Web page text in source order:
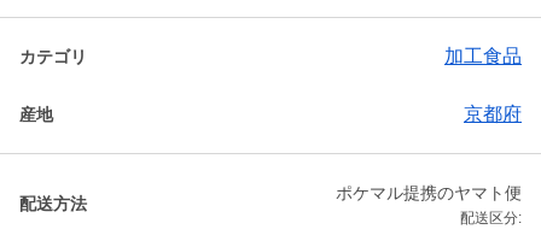
カテゴリ 加工食品
産地 京都府
配送方法
ポケマル提携のヤマト便
配送区分: